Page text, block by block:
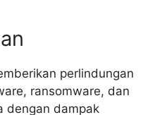
perlindungan
ransomware, dan
dengan dampak